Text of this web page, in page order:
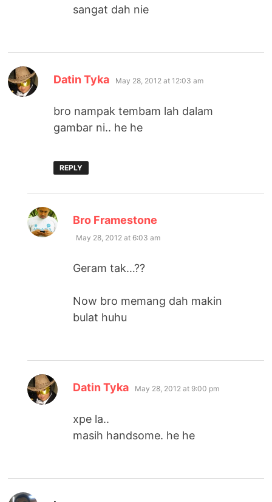
sangat dah nie
Datin Tyka says:
May 28, 2012 at 12:03 am
bro nampak tembam lah dalam
gambar ni.. he he
REPLY
Bro Framestone
May 28, 2012 at 6:03 am
Geram tak…??
Now bro memang dah makin
bulat huhu
Datin Tyka says:
May 28, 2012 at 9:00 pm
xpe la..
masih handsome. he he